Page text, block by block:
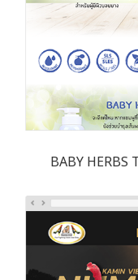
BABY HERBS